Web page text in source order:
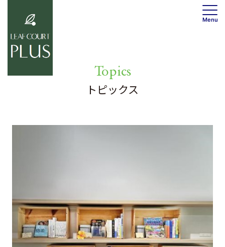
Menu
0120-736-530
トピックス
設備
マップ
マップ
ご契約の流れ
ご契約の流れ
Topics
トピックス